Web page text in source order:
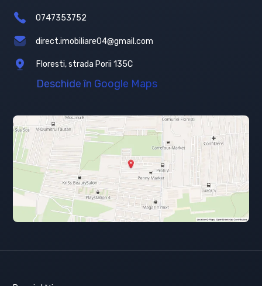
0747353752
direct.imobiliare04@gmail.com
Floresti, strada Porii 135C
Deschide în Google Maps